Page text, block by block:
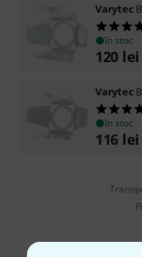
Varytec
în stoc
120 lei
Varytec
în stoc
116 lei